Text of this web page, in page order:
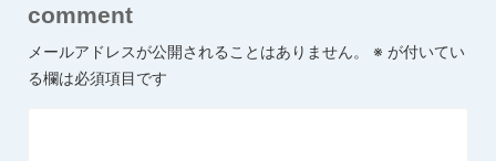
comment
メールアドレスが公開されることはありません。 ※ が付いてい
る欄は必須項目です